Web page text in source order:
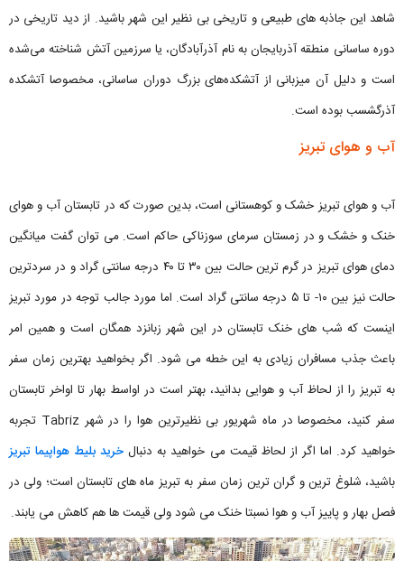
شاهد این جاذبه های طبیعی و تاریخی بی نظیر این شهر باشید. از دید تاریخی در
دوره ساسانی منطقه آذربایجان به نام آذرآبادگان، یا سرزمین آتش شناخته می‌شده
است و دلیل آن میزبانی از آتشکده‌های بزرگ دوران ساسانی، مخصوصا آتشکده
آذرگشسب بوده است.
آب و هوای تبریز
آب و هوای تبریز خشک و کوهستانی است، بدین صورت که در تابستان آب و هوای
خنک و خشک و در زمستان سرمای سوزناکی حاکم است. می توان گفت میانگین
دمای هوای تبریز در گرم ترین حالت بین ۳۰ تا ۴۰ درجه سانتی گراد و در سردترین
حالت نیز بین ۱۰- تا ۵ درجه سانتی گراد است. اما مورد جالب توجه در مورد تبریز
اینست که شب های خنک تابستان‌ در این شهر زبانزد همگان است و همین امر
باعث جذب مسافران زیادی به این خطه می شود. اگر بخواهید بهترین زمان سفر
به تبریز را از لحاظ آب و هوایی بدانید، بهتر است در اواسط بهار تا اواخر تابستان
سفر کنید، مخصوصا در ماه شهریور بی نظیرترین هوا را در شهر Tabriz تجربه
خواهید کرد. اما اگر از لحاظ قیمت می خواهید به دنبال خرید بلیط هواپیما تبریز
باشید، شلوغ ترین و گران ترین زمان سفر به تبریز ماه‌ های تابستان است؛ ولی در
فصل بهار و پاییز آب و هوا نسبتا خنک می شود ولی قیمت ها هم کاهش می یابند.